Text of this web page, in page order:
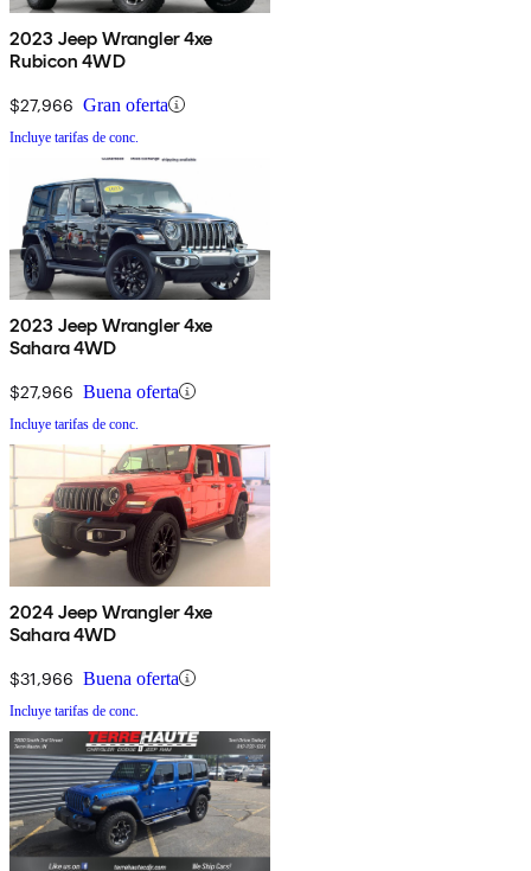
2023 Jeep Wrangler 4xe
Rubicon 4WD
$27,966 Gran oferta
Incluye tarifas de conc.
2023 Jeep Wrangler 4xe
Sahara 4WD
$27,966 Buena oferta
Incluye tarifas de conc.
2024 Jeep Wrangler 4xe
Sahara 4WD
$31,966 Buena oferta
Incluye tarifas de conc.